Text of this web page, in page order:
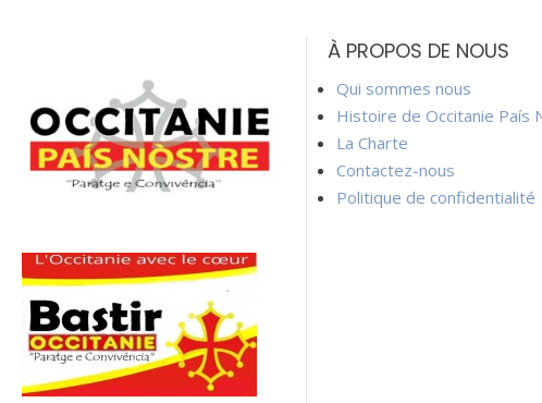
l’article
À PROPOS DE NOUS
Qui sommes nous
Histoire de Occitanie País
La Charte
Contactez-nous
Politique de confidentialité